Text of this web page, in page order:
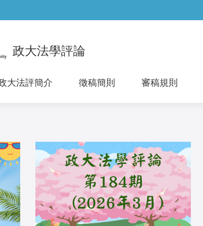
政大法學評論
大法評簡介 徵稿簡則 審稿規則